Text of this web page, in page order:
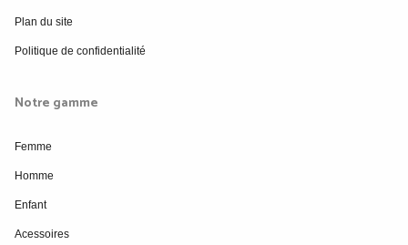
Plan du site
Politique de confidentialité
Notre gamme
Femme
Homme
Enfant
Acessoires